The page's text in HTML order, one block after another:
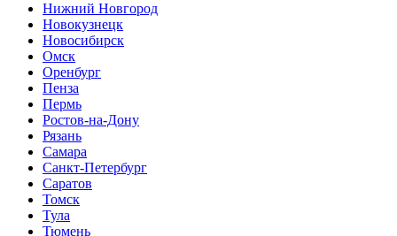
Нижний Новгород
Новокузнецк
Новосибирск
Омск
Оренбург
Пенза
Пермь
Ростов-на-Дону
Рязань
Самара
Санкт-Петербург
Саратов
Томск
Тула
Тюмень